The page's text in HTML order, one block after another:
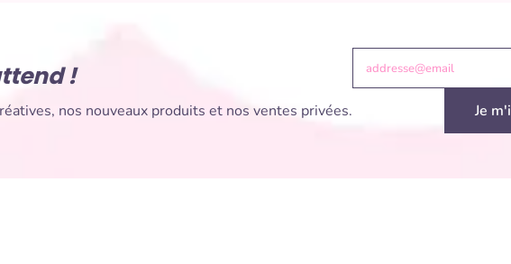
!
nos nouveaux produits et nos ventes privées.
addresse@email
Je